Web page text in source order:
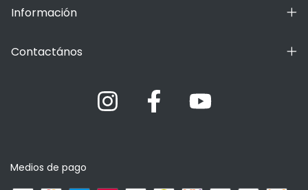
Información
Contactános
Medios de pago